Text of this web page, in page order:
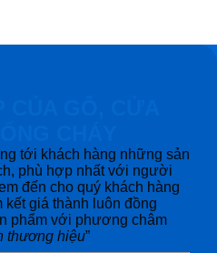
tới khách hàng những sản
phù hợp nhất với người
đến cho quý khách hàng
giá thành luôn đồng
phẩm với phương châm
thương hiệu”